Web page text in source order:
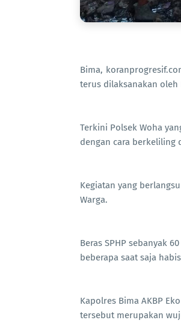
Bima,
terus dilaksanakan oleh
Terkini Polsek Woha
dengan cara berkeliling
Kegiatan yang
Warga.
Beras SPHP sebanyak
beberapa saat saja
Kapolres Bima AKBP
tersebut merupakan